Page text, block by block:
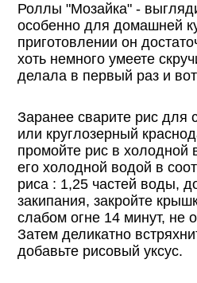
Роллы "Мозайка" -
особенно для домашней
приготовлении он
хоть немного умеете
делала в первый раз и
Заранее сварите рис для
или круглозерный
промойте рис в холодной
его холодной водой в
риса : 1,25 частей воды,
закипания, закройте
слабом огне 14 минут, не
Затем деликатно
добавьте рисовый уксус.